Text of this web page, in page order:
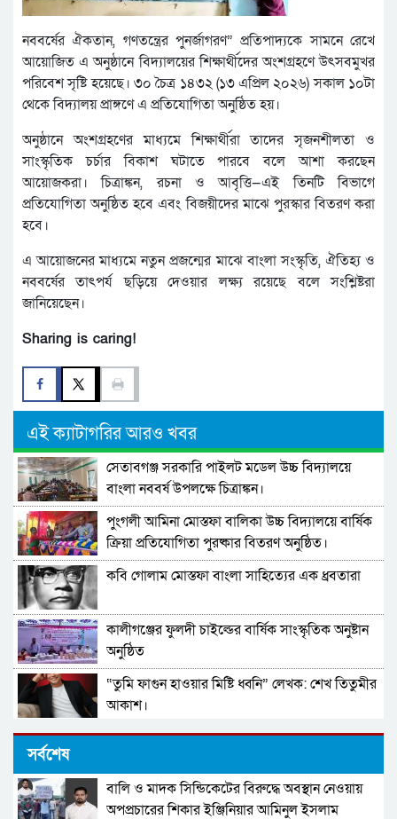
নববর্ষের ঐকতান, গণতন্ত্রের পুনর্জাগরণ” প্রতিপাদ্যকে সামনে রেখে
আয়োজিত এ অনুষ্ঠানে বিদ্যালয়ের শিক্ষার্থীদের অংশগ্রহণে উৎসবমুখর
পরিবেশ সৃষ্টি হয়েছে। ৩০ চৈত্র ১৪৩২ (১৩ এপ্রিল ২০২৬) সকাল ১০টা
থেকে বিদ্যালয় প্রাঙ্গণে এ প্রতিযোগিতা অনুষ্ঠিত হয়।
অনুষ্ঠানে অংশগ্রহণের মাধ্যমে শিক্ষার্থীরা তাদের সৃজনশীলতা ও
সাংস্কৃতিক চর্চার বিকাশ ঘটাতে পারবে বলে আশা করছেন
আয়োজকরা। চিত্রাঙ্কন, রচনা ও আবৃত্তি—এই তিনটি বিভাগে
প্রতিযোগিতা অনুষ্ঠিত হবে এবং বিজয়ীদের মাঝে পুরস্কার বিতরণ করা
হবে।
এ আয়োজনের মাধ্যমে নতুন প্রজন্মের মাঝে বাংলা সংস্কৃতি, ঐতিহ্য ও
নববর্ষের তাৎপর্য ছড়িয়ে দেওয়ার লক্ষ্য রয়েছে বলে সংশ্লিষ্টরা
জানিয়েছেন।
Sharing is caring!
এই ক্যাটাগরির আরও খবর
সেতাবগঞ্জ সরকারি পাইলট মডেল উচ্চ বিদ্যালয়ে
বাংলা নববর্ষ উপলক্ষে চিত্রাঙ্কন।
পুংগলী আমিনা মোস্তফা বালিকা উচ্চ বিদ্যালয়ে বার্ষিক
ক্রিয়া প্রতিযোগিতা পুরষ্কার বিতরণ অনুষ্ঠিত।
কবি গোলাম মোস্তফা বাংলা সাহিত্যের এক ধ্রবতারা
কালীগঞ্জের ফুলদী চাইল্ডের বার্ষিক সাংস্কৃতিক অনুষ্টান
অনুষ্ঠিত
“তুমি ফাগুন হাওয়ার মিষ্টি ধ্বনি” লেখক: শেখ তিতুমীর
আকাশ।
দস্যুদল লেখক- গোলাম কিবরিয়া পিনু
আমার স্বাধীনতা, লেখক – আহসান হাবীব।
সর্বশেষ
বালি ও মাদক সিন্ডিকেটের বিরুদ্ধে অবস্থান নেওয়ায়
অপপ্রচারের শিকার ইঞ্জিনিয়ার আমিনুল ইসলাম